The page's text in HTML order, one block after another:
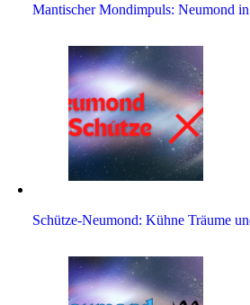
Man­ti­scher Mond­im­puls: Neu­mond
Schütze-Neu­mond: Kühne Träume